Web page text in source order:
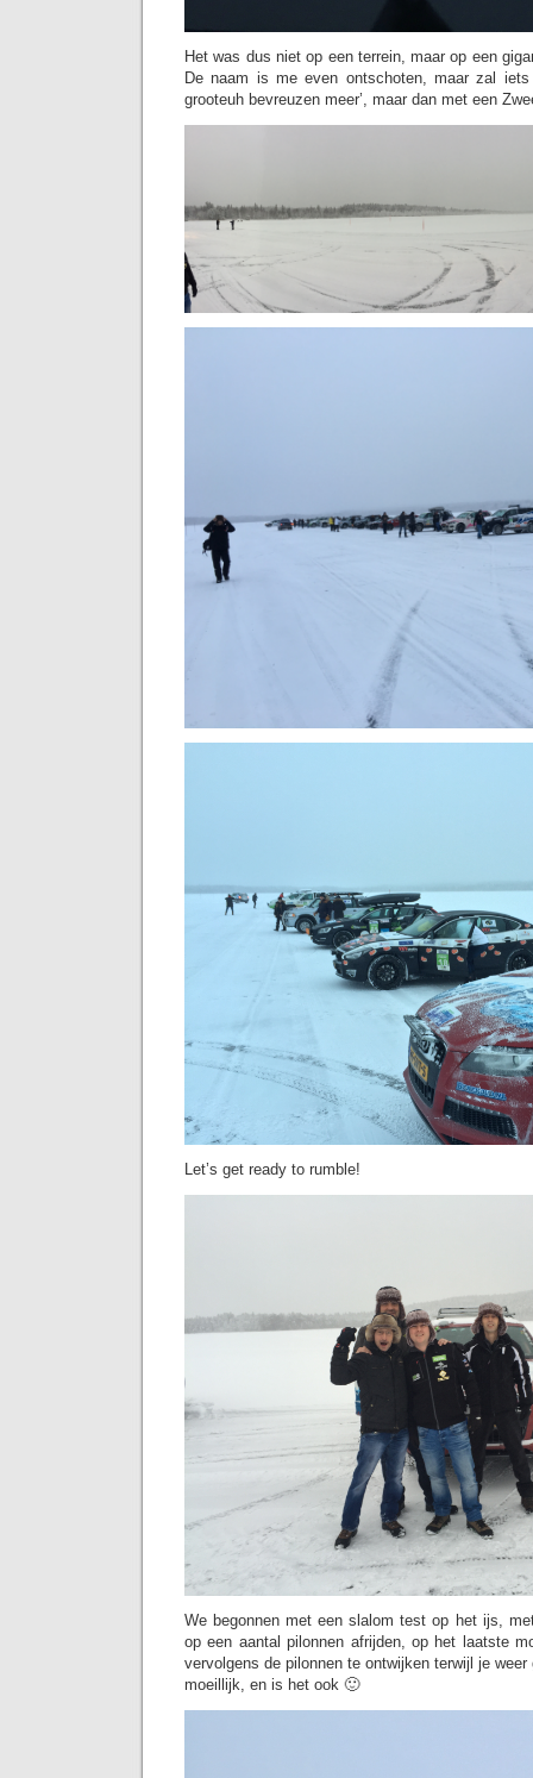
Het was dus niet op een terrein, maar op een
De naam is me even ontschoten, maar zal iets
grooteuh bevreuzen meer’, maar dan met een
Let’s get ready to rumble!
We begonnen met een slalom test op het ijs,
op een aantal pilonnen afrijden, op het laatste
vervolgens de pilonnen te ontwijken terwijl je
moeillijk, en is het ook 🙂